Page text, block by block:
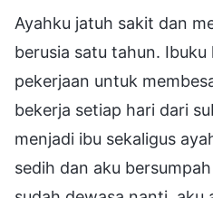
Ayahku jatuh sakit dan
berusia satu tahun. Ibuku
pekerjaan untuk
bekerja setiap hari dari
menjadi ibu sekaligus
sedih dan aku